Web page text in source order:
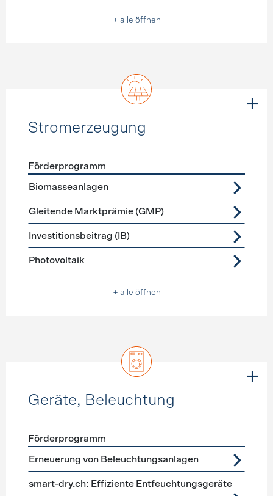
+ alle öffnen
Stromerzeugung
Förderprogramme
Förderprogramm
Biomasseanlagen
Gleitende Marktprämie (GMP)
Investitionsbeitrag (IB)
Photovoltaik
+ alle öffnen
Geräte, Beleuchtung
Förderprogramme Geräte, Beleuchtung
Förderprogramm
Erneuerung von Beleuchtungsanlagen
smart-dry.ch: Effiziente Entfeuchtungsgeräte